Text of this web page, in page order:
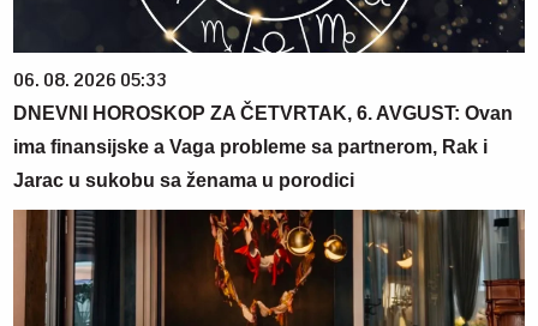
06. 08. 2026 05:33
DNEVNI HOROSKOP ZA ČETVRTAK, 6. AVGUST: Ovan
ima finansijske a Vaga probleme sa partnerom, Rak i
Jarac u sukobu sa ženama u porodici